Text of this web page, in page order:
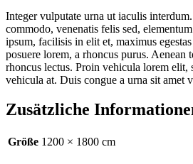
Integer vulputate urna ut iaculis
commodo, venenatis felis sed,
ipsum, facilisis in elit et, maximus
posuere lorem, a rhoncus purus. Aenean
rhoncus lectus. Proin vehicula lorem elit,
vehicula at. Duis congue a urna sit amet
Zusätzliche
Größe 1200 × 1800 cm